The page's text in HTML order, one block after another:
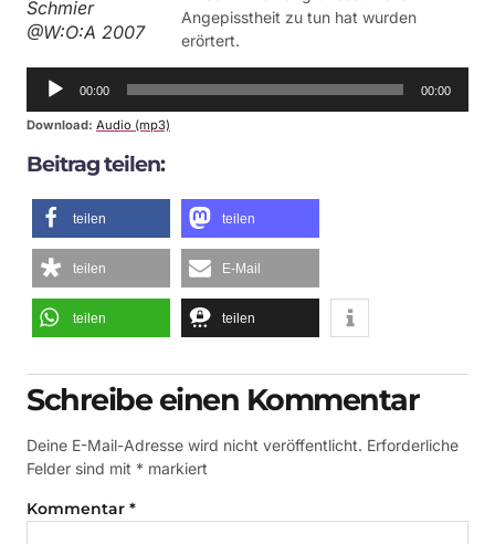
Schmier
@W:O:A 2007
Angepisstheit zu tun hat wurden
erörtert.
Audio-
Player
00:00 00:00
Download: Audio (mp3)
Beitrag teilen:
teilen teilen
teilen E-Mail
teilen teilen
Schreibe einen Kommentar
Deine E-Mail-Adresse wird nicht veröffentlicht. Erforderliche
Felder sind mit * markiert
Kommentar *